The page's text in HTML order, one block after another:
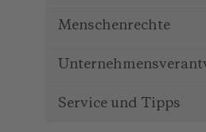
Menschenrechte
Service und Tipps